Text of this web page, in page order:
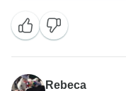
Rebeca